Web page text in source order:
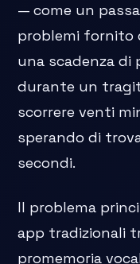
— come un
problemi fornito
una scadenza di
durante un
scorrere venti
sperando di
secondi.
Il problema
app tradizionali
promemoria